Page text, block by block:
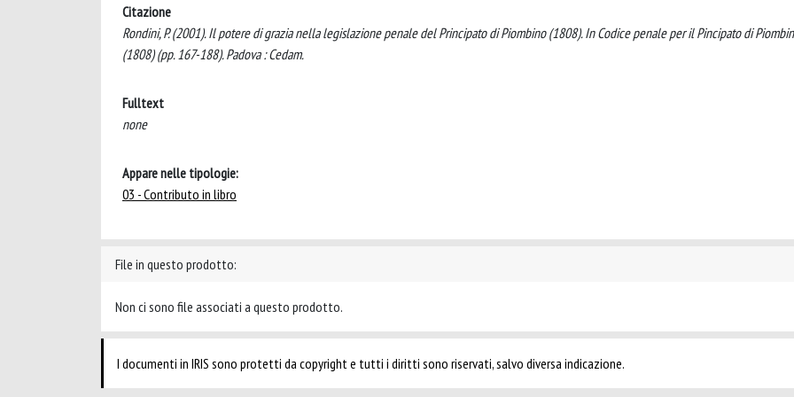
Citazione
Rondini, P. (2001). Il potere di grazia nella legislazione penale del Principato di Piombino (1808). In Codice penale per il Pincipato di
(1808) (pp. 167-188). Padova : Cedam.
Fulltext
none
Appare nelle tipologie:
03 - Contributo in libro
File in questo prodotto:
Non ci sono file associati a questo prodotto.
I documenti in IRIS sono protetti da copyright e tutti i diritti sono riservati, salvo diversa indicazione.